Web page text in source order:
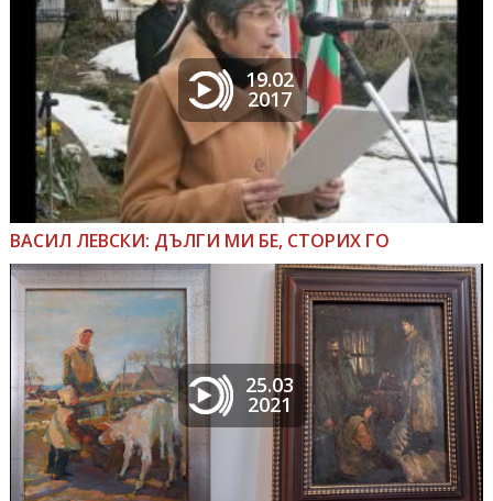
19.02
2017
ВАСИЛ ЛЕВСКИ: ДЪЛГИ МИ БЕ, СТОРИХ ГО
25.03
2021